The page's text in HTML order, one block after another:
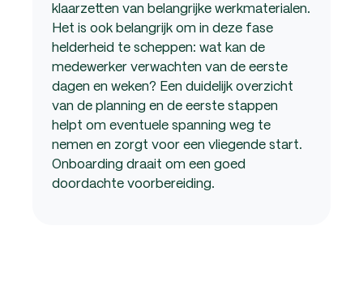
klaarzetten van belangrijke werkmaterialen.
Het is ook belangrijk om in deze fase
helderheid te scheppen: wat kan de
medewerker verwachten van de eerste
dagen en weken? Een duidelijk overzicht
van de planning en de eerste stappen
helpt om eventuele spanning weg te
nemen en zorgt voor een vliegende start.
Onboarding draait om een goed
doordachte voorbereiding.